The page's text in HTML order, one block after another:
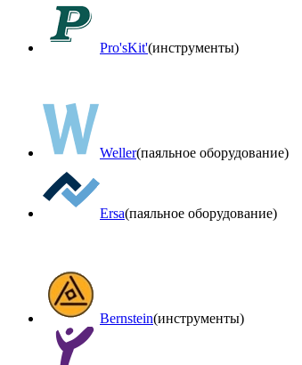
Pro'sKit'(инструменты)
Weller(паяльное оборудование)
Ersa(паяльное оборудование)
Bernstein(инструменты)